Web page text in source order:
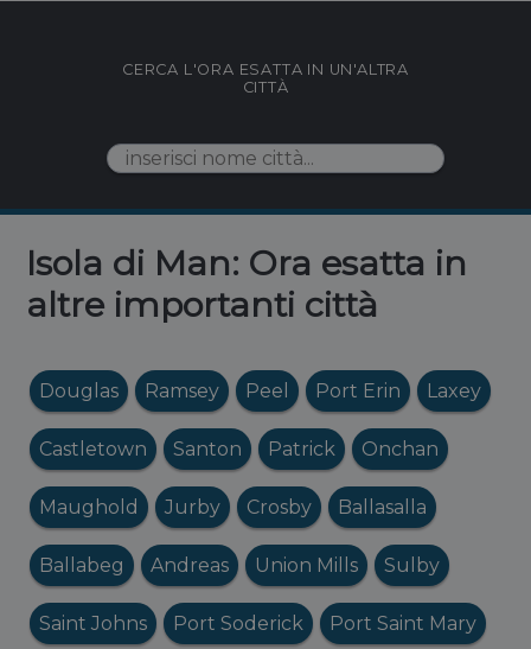
CERCA L'ORA ESATTA IN UN'ALTRA
CITTÀ
Isola di Man: Ora esatta in
altre importanti città
Douglas Ramsey Peel Port Erin Laxey
Castletown Santon Patrick Onchan
Maughold Jurby Crosby Ballasalla
Ballabeg Andreas Union Mills Sulby
Saint Johns Port Soderick Port Saint Mary